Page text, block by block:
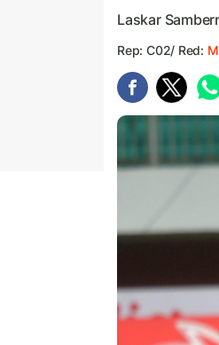
Laskar
Rep: C02/ Red: